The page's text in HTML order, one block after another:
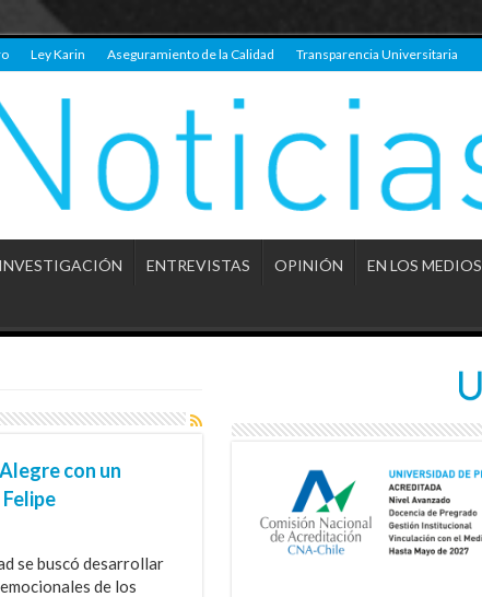
Ley Karin Aseguramiento de la Calidad Transparencia Universitaria
INVESTIGACIÓN ENTREVISTAS OPINIÓN EN LOS MEDIOS
con un
se buscó desarrollar
de los